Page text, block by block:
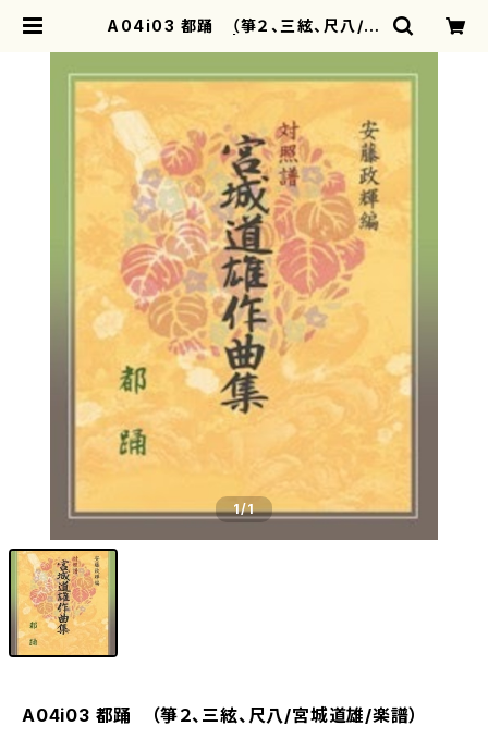
A04i03 都踊 （箏２、三絃、尺八/宮
1/1
A04i03 都踊 （箏２、三絃、尺八/宮城道雄/楽譜）